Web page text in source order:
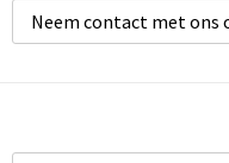
Neem contact met ons